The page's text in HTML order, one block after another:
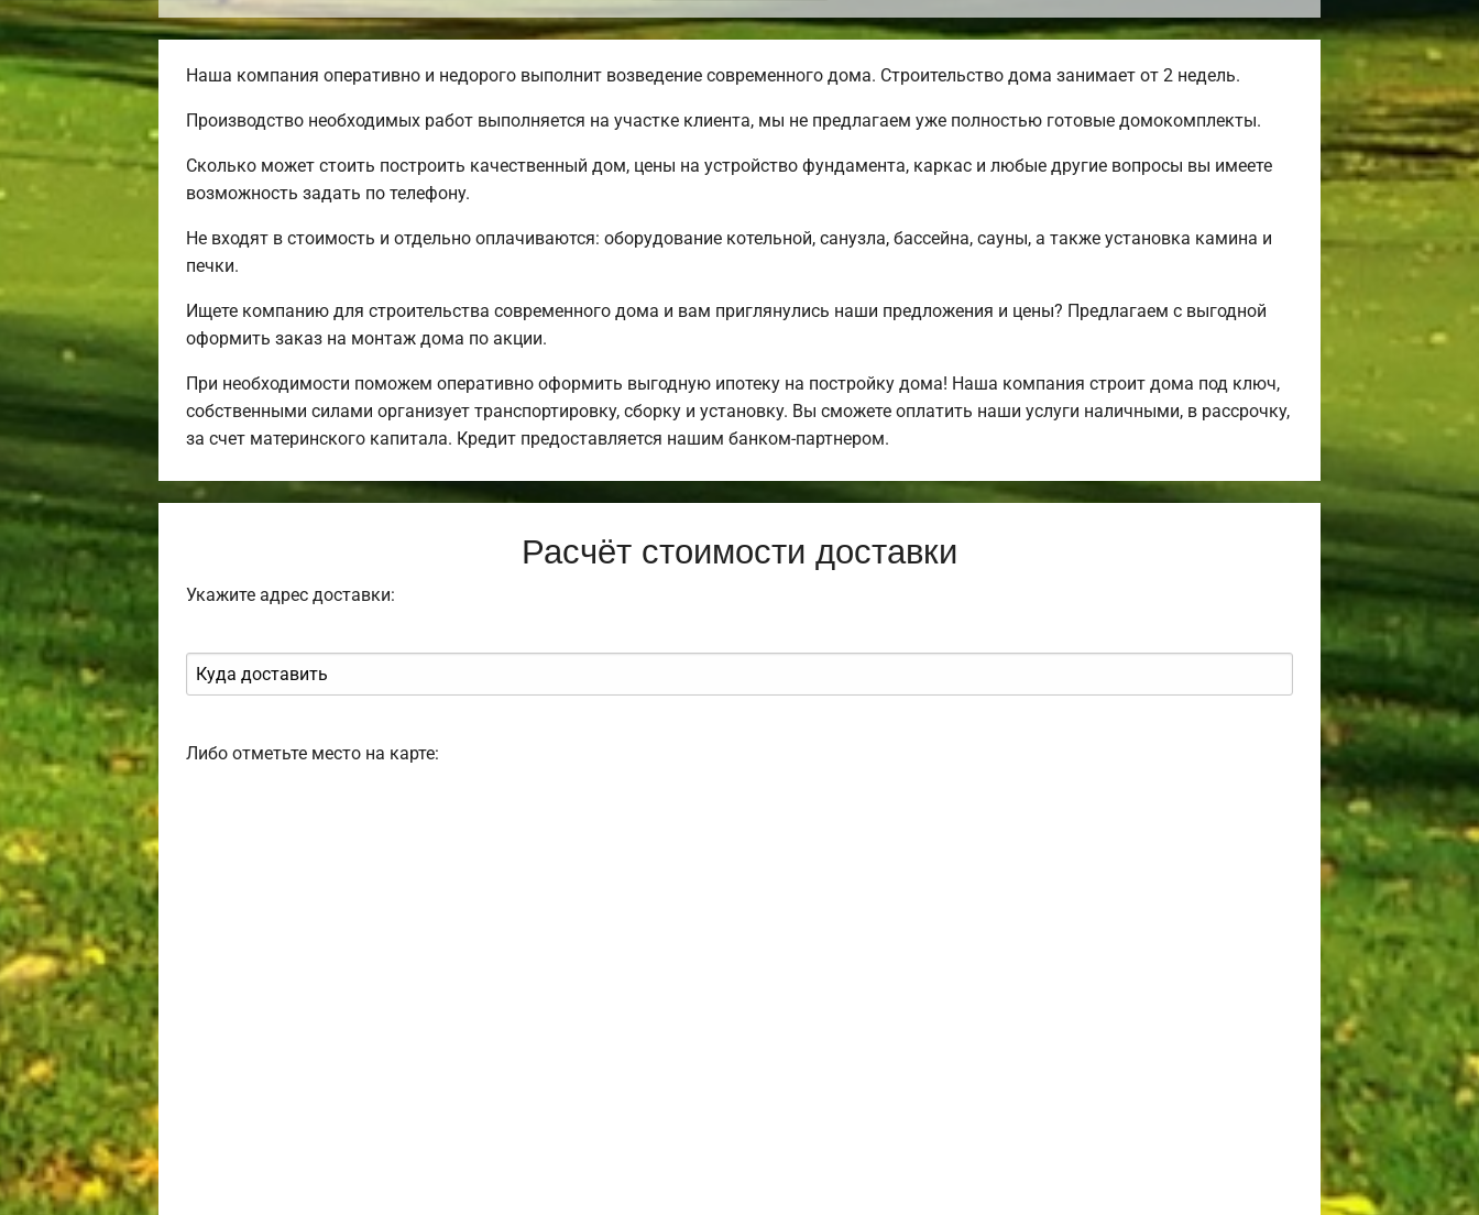
Наша компания оперативно и недорого выполнит возведение современного дома. Строительство дома занимает от 2 недель.
Производство необходимых работ выполняется на участке клиента, мы не предлагаем уже полностью готовые домокомплекты.
Сколько может стоить построить качественный дом, цены на устройство фундамента, каркас и любые другие вопросы вы имеете
возможность задать по телефону.
Не входят в стоимость и отдельно оплачиваются: оборудование котельной, санузла, бассейна, сауны, а также установка камина и
печки.
Ищете компанию для строительства современного дома и вам приглянулись наши предложения и цены? Предлагаем с выгодной
оформить заказ на монтаж дома по акции.
При необходимости поможем оперативно оформить выгодную ипотеку на постройку дома! Наша компания строит дома под ключ,
собственными силами организует транспортировку, сборку и установку. Вы сможете оплатить наши услуги наличными, в рассрочку,
за счет материнского капитала. Кредит предоставляется нашим банком-партнером.
Расчёт стоимости доставки
Укажите адрес доставки:
Либо отметьте место на карте: